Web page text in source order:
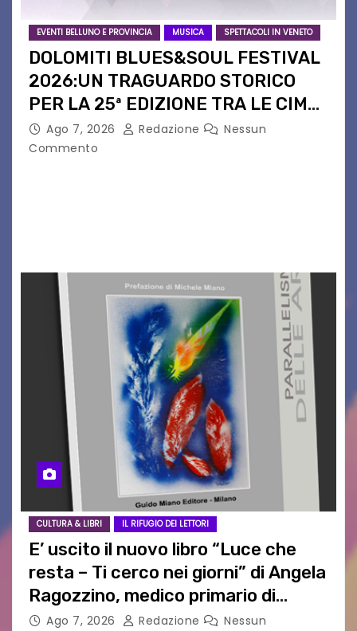
EVENTI BELLUNO E PROVINCIA MUSICA SPETTACOLI IN VENETO
DOLOMITI BLUES&SOUL FESTIVAL
2026:UN TRAGUARDO STORICO
PER LA 25ª EDIZIONE TRA LE CIME
PATRIMONIO UNESCO
Ago 7, 2026 Redazione
Nessun
Commento
CULTURA & LIBRI IL RIFUGIO DEI LETTORI
E’ uscito il nuovo libro “Luce che
resta – Ti cerco nei giorni” di Angela
Ragozzino, medico primario di
Capua
Ago 7, 2026 Redazione
Nessun